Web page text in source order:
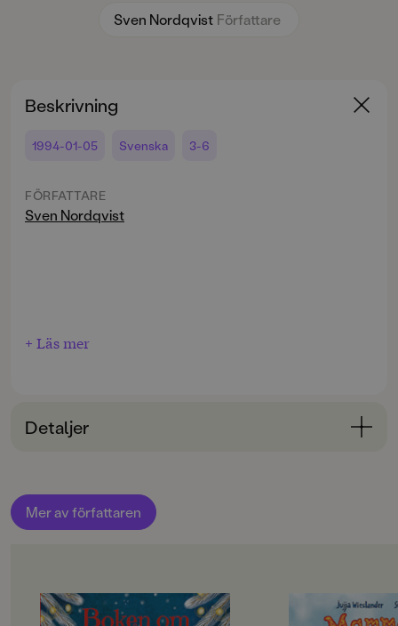
Sven Nordqvist Författare
Beskrivning
1994-01-05 Svenska 3-6
FÖRFATTARE
Sven Nordqvist
+ Läs mer
Detaljer
ÅLDERSGRUPP
3-6
SPRÅK
Mer av författaren
OM BOKEN OM BOKEN